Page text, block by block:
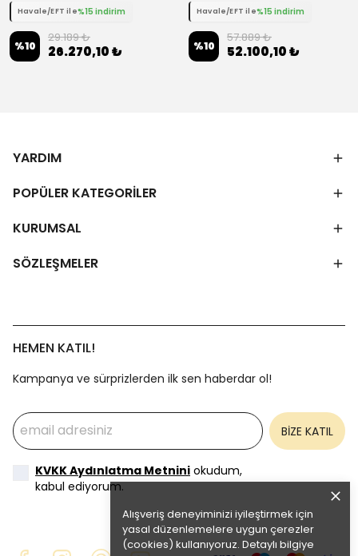
Alışveriş deneyiminizi iyileştirmek için
yasal düzenlemelere uygun çerezler
(cookies) kullanıyoruz. Detaylı bilgiye
Havale/EFT ile%15 indirim
%10
29.189 ₺
26.270,10 ₺
Havale/EFT ile%15 indirim
%10
57.889 ₺
52.100,10 ₺
YARDIM
POPÜLER KATEGORİLER
KURUMSAL
SÖZLEŞMELER
HEMEN KATIL!
Kampanya ve sürprizlerden ilk sen haberdar ol!
BİZE KATIL
KVKK Aydınlatma Metnini okudum,
kabul ediyorum.